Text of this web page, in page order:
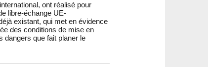
ont réalisé pour
libre-échange UE-
existant, qui met en évidence
des conditions de mise en
que fait planer le